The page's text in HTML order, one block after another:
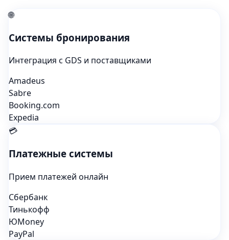
🌐
Системы бронирования
Интеграция с GDS и поставщиками
Amadeus
Sabre
Booking.com
Expedia
💳
Платежные системы
Прием платежей онлайн
Сбербанк
Тинькофф
ЮMoney
PayPal